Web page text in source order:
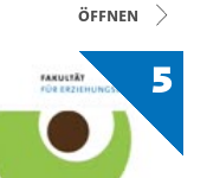
Öffnen
5